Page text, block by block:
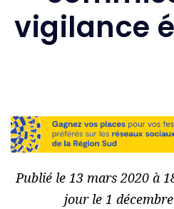
vigilance
Publié le 13 mars 2020 à
jour le 1